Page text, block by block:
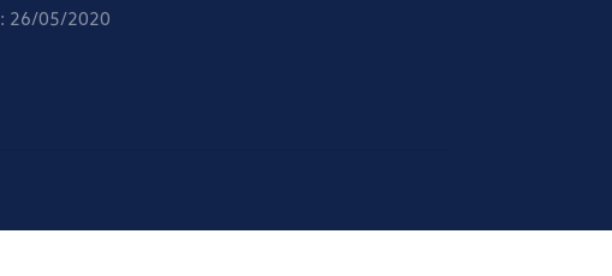
26/05/2020